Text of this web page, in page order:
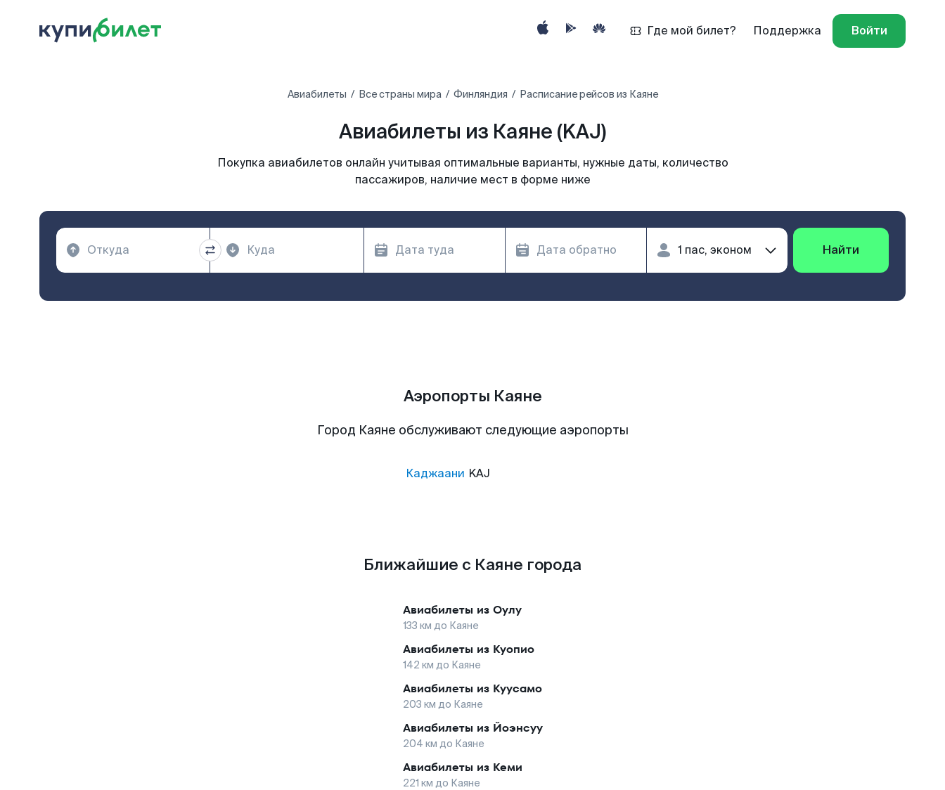
Где мой билет? Поддержка Войти
Авиабилеты Все страны мира Финляндия Расписание рейсов из Каяне
Авиабилеты из Каяне (KAJ)
Покупка авиабилетов онлайн учитывая оптимальные варианты, нужные даты, количество
пассажиров, наличие мест в форме ниже
Найти
Аэропорты Каяне
Город Каяне обслуживают следующие аэропорты
Каджаани KAJ
Ближайшие с Каяне города
Авиабилеты из Оулу
133 км до Каяне
Авиабилеты из Куопио
142 км до Каяне
Авиабилеты из Куусамо
203 км до Каяне
Авиабилеты из Йоэнсуу
204 км до Каяне
Авиабилеты из Кеми
221 км до Каяне